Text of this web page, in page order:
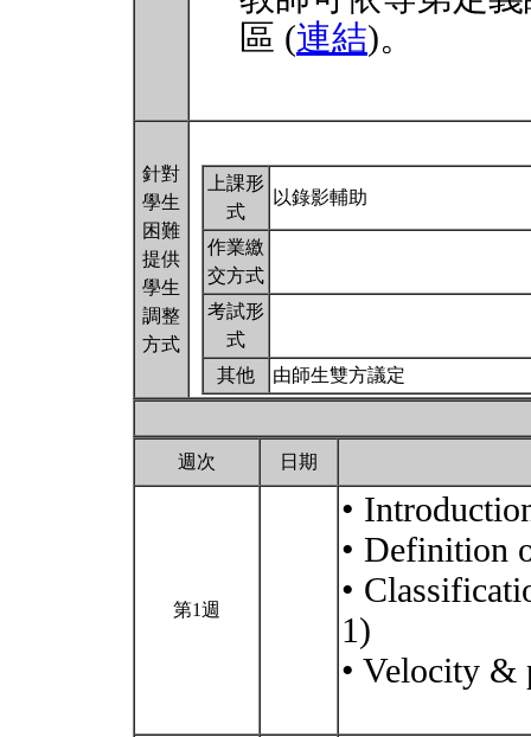
區 (連結)。
針對
學生
困難
提供
學生
調整
方式
上課形
式
以錄影輔助
作業繳
交方式
考試形
式
其他
由師生雙方議定
週次 日期
第1週
•
• Definition
•
1)
• Velocity &